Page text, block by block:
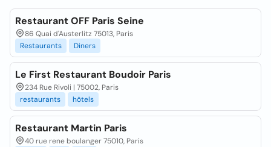
Restaurant OFF Paris Seine
86 Quai d'Austerlitz 75013, Paris
Restaurants
Diners
Le First Restaurant Boudoir Paris
234 Rue Rivoli | 75002, Paris
restaurants
hôtels
Restaurant Martin Paris
40 rue rene boulanger 75010, Paris